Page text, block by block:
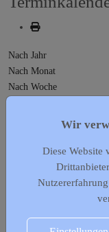
Nach Jahr
Nach Monat
Nach Woche
Gehe zu Monat
Vorheriger Tag
Montag, 21. Oktober
Es wurden keine Events
Wir
Diese Website